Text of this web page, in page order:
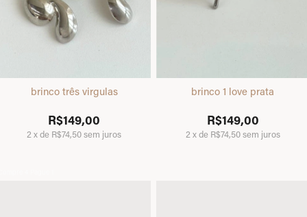
brinco três virgulas
R$149,00
2 xde R$74,50sem juros
brinco 1 love prata
R$149,00
2 xde R$74,50sem juros